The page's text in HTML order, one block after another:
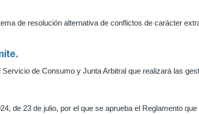
de resolución alternativa de conflictos de carácter
de Consumo y Junta Arbitral que realizará las
de 23 de julio, por el que se aprueba el Reglamento